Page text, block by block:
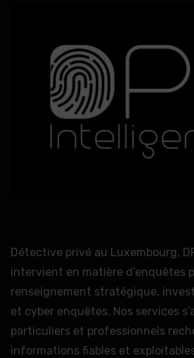
Détective privé au Luxembourg,
intervient en matière d’enquêtes
renseignement stratégique,
et cyber enquêtes. Nos services
particuliers et professionnels
informations fiables et